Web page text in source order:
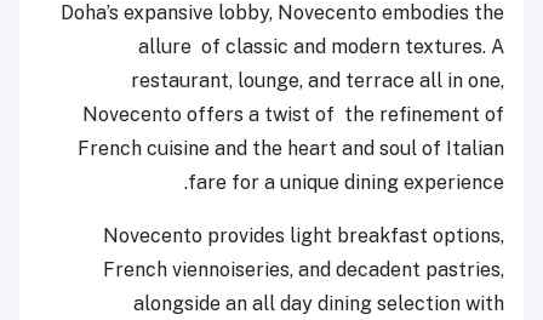
Doha’s expansive lobby, Novecento embodies the
allure of classic and modern textures. A
restaurant, lounge, and terrace all in one,
Novecento offers a twist of the refinement of
French cuisine and the heart and soul of Italian
fare for a unique dining experience.
Novecento provides light breakfast options,
French viennoiseries, and decadent pastries,
alongside an all day dining selection with